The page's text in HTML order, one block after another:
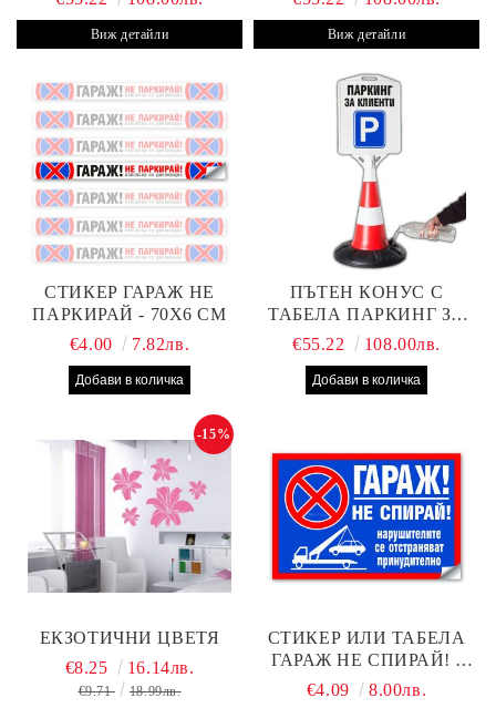
Виж детайли Виж детайли
СТИКЕР ГАРАЖ НЕ
ПАРКИРАЙ - 70Х6 СМ
€4.00
7.82лв.
ПЪТЕН КОНУС С
ТАБЕЛА ПАРКИНГ ЗА
КЛИЕНТИ
€55.22 108.00лв.
ЕКЗОТИЧНИ ЦВЕТЯ
-15%
€8.25 16.14лв.
€9.71 18.99лв.
СТИКЕР ИЛИ ТАБЕЛА
ГАРАЖ НЕ СПИРАЙ! -
30Х19 СМ
€4.09 8.00лв.